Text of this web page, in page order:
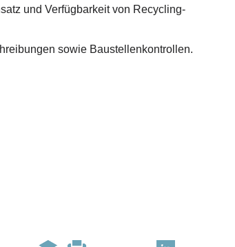
und Verfügbarkeit von Recycling-
sowie Baustellenkontrollen.